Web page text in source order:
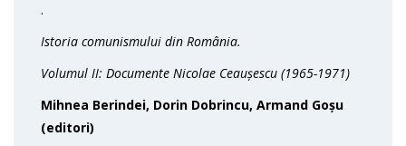
.
Istoria comunismului din România.
Volumul II: Documente Nicolae Ceaușescu (1965-1971)
Mihnea Berindei, Dorin Dobrincu, Armand Goșu
(editori)